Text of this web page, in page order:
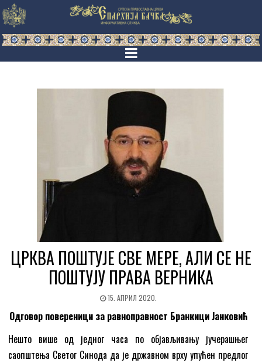
ЦРКВА ПОШТУЈЕ СВЕ МЕРЕ, АЛИ СЕ НЕ
ПОШТУЈУ ПРАВА ВЕРНИКА
15. АПРИЛ 2020.
Одговор повереници за равноправност Бранкици Јанковић
Нешто више од једног часа по објављивању јучерашњег
саопштења Светог Синода да је државном врху упућен предлог